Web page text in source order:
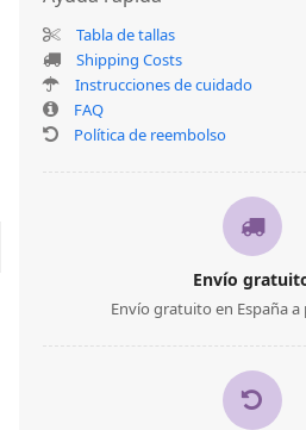
Tabla de tallas
Shipping Costs
Instrucciones de cuidado
FAQ
Política de reembolso
Envío
Envío gratuito en España a